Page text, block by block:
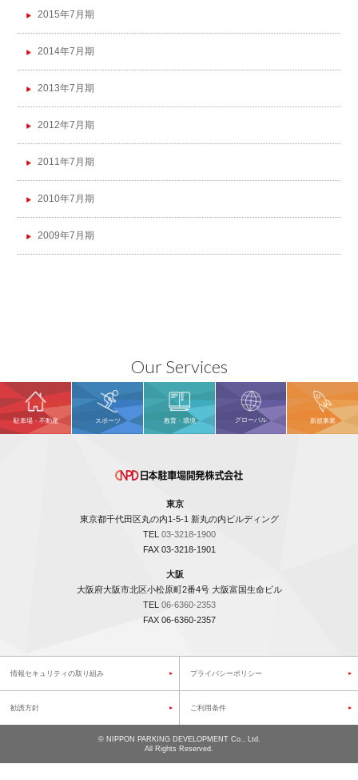
2015年7月期
2014年7月期
2013年7月期
2012年7月期
2011年7月期
2010年7月期
2009年7月期
Our Services
駐車場・不動産 スポーツ 教育・環境 グローバル 新規事業
東京
東京都千代田区丸の内1-5-1 新丸の内ビルディング
TEL 03-3218-1900
FAX 03-3218-1901
大阪
大阪府大阪市北区小松原町2番4号 大阪富国生命ビル
TEL 06-6360-2353
FAX 06-6360-2357
情報セキュリティの取り組み プライバシーポリシー
勧誘方針 ご利用条件
©NIPPON PARKING DEVELOPMENT Co., Ltd.
All Rights Reserved.